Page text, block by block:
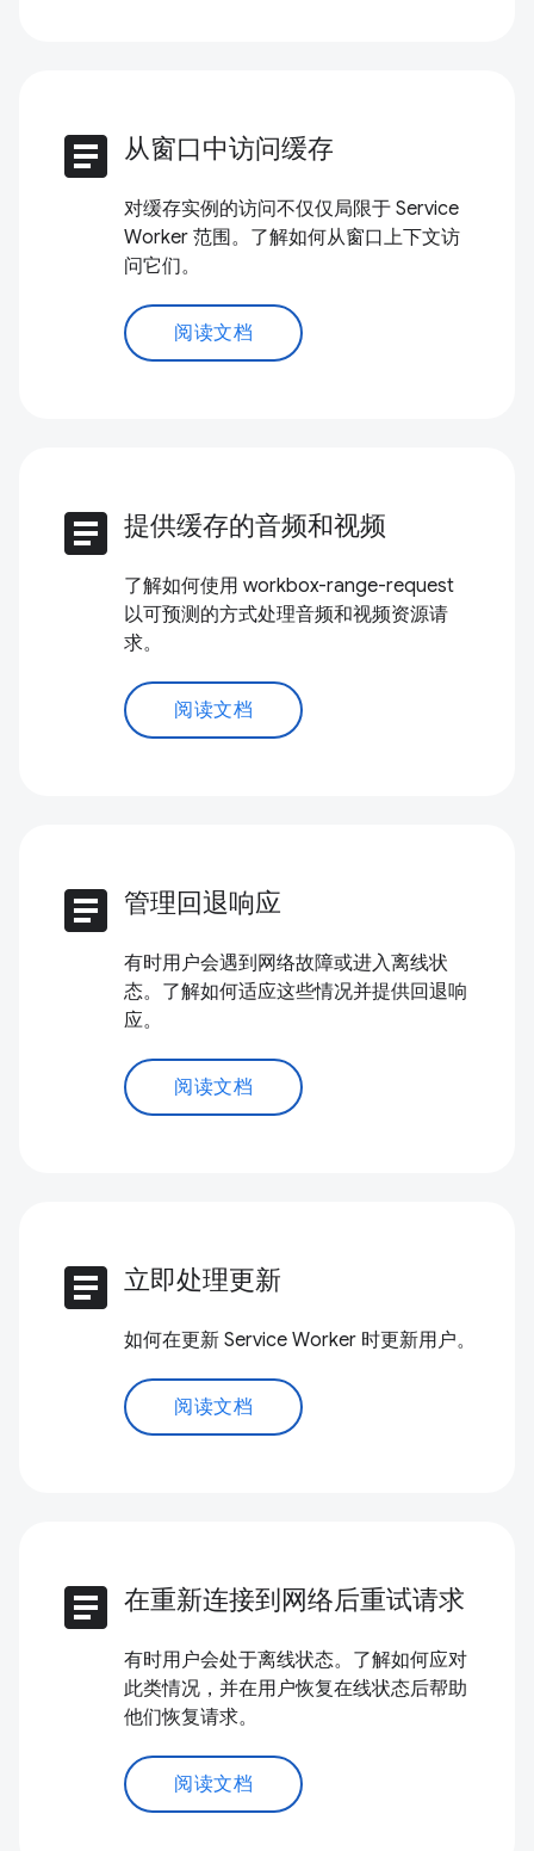
article 从窗口中访问缓存
对缓存实例的访问不仅仅局限于 Service
Worker 范围。了解如何从窗口上下文访
问它们。
阅读文档
article 提供缓存的音频和视频
了解如何使用 workbox-range-request
以可预测的方式处理音频和视频资源请
求。
阅读文档
article 管理回退响应
有时用户会遇到网络故障或进入离线状
态。了解如何适应这些情况并提供回退响
应。
阅读文档
article 立即处理更新
如何在更新 Service Worker 时更新用户。
阅读文档
article 在重新连接到网络后重试请求
有时用户会处于离线状态。了解如何应对
此类情况，并在用户恢复在线状态后帮助
他们恢复请求。
阅读文档